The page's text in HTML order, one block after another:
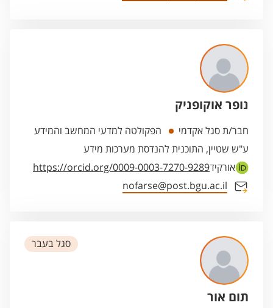
נופר אוקופניק
חבר/ת סגל אקדמי
הפקולטה למדעי המחשב והמידע
ע"ש שטיין, התוכנית להנדסת מערכות מידע
אורקידhttps://orcid.org/0009-0003-7270-9289
nofarse@post.bgu.ac.il
תום אור
סגל בעבר